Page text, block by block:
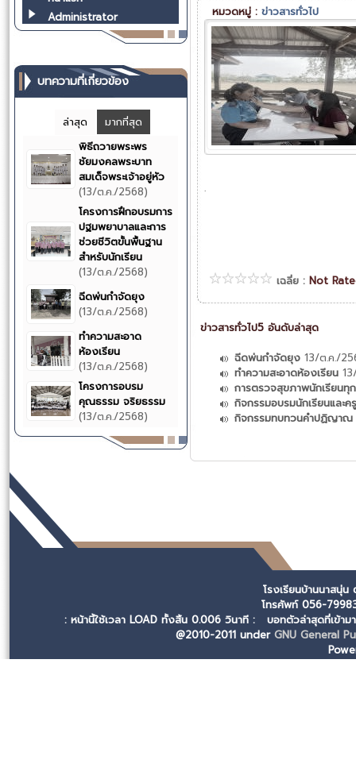
Administrator
บทความที่เกี่ยวข้อง
ล่าสุด
มากที่สุด
พิธีถวายพระพร
ชัยมงคลพระบาท
สมเด็จพระเจ้าอยู่หัว
(13/ต.ค./2568)
โครงการฝึกอบรมการ
ปฐมพยาบาลและการ
ช่วยชีวิตขั้นพื้นฐาน
สำหรับนักเรียน
(13/ต.ค./2568)
ฉีดพ่นกำจัดยุง
(13/ต.ค./2568)
ทำความสะอาด
ห้องเรียน
(13/ต.ค./2568)
โครงการอบรม
คุณธรรม จริยธรรม
(13/ต.ค./2568)
หมวดหมู่ : ข่าวสารทั่วไป
.
เฉลี่ย : Not
ข่าวสารทั่วไป5 อันดับล่าสุด
ฉีดพ่นกำจัดยุง 13/ต.ค./
ทำความสะอาดห้องเรียน
การตรวจสุขภาพนักเรียนทุ
กิจกรรมอบรมนักเรียนและ
กิจกรรมทบทวนคำปฏิญาณ
โรงเรียนบ้านนาสนุ่
โทรศัพท์ 056-
: หน้านี้ใช้เวลา LOAD ทั้งสิ้น 0.006 วินาที : บอทตัวล่าสุดที่เข้าม
@2010-2011 under GNU General